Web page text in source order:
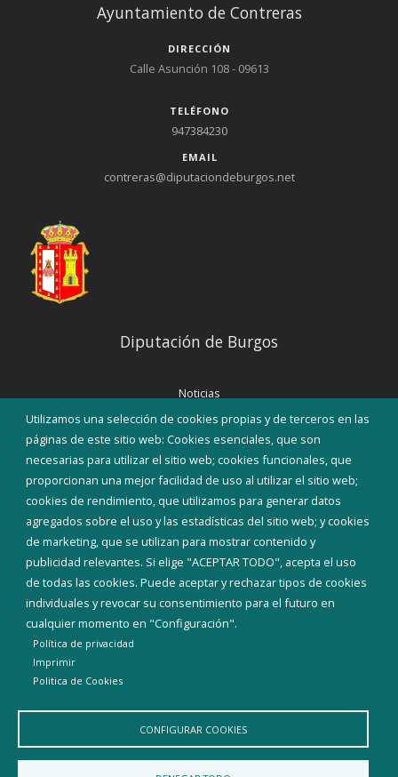
Utilizamos una selección de cookies propias y de terceros en las
páginas de este sitio web: Cookies esenciales, que son
necesarias para utilizar el sitio web; cookies funcionales, que
proporcionan una mejor facilidad de uso al utilizar el sitio web;
cookies de rendimiento, que utilizamos para generar datos
agregados sobre el uso y las estadísticas del sitio web; y cookies
de marketing, que se utilizan para mostrar contenido y
publicidad relevantes. Si elige "ACEPTAR TODO", acepta el uso
de todas las cookies. Puede aceptar y rechazar tipos de cookies
individuales y revocar su consentimiento para el futuro en
cualquier momento en "Configuración".
Política de privacidad
Imprimir
Politica de Cookies
CONFIGURAR COOKIES
Ayuntamiento de Contreras
DIRECCIÓN
Calle Asunción 108 - 09613
TELÉFONO
947384230
EMAIL
contreras@diputaciondeburgos.net
Diputación de Burgos
Noticias
Eventos
Corporación Municipal
Teléfonos de interés
INICIAR SESIÓN
MAPA WEB